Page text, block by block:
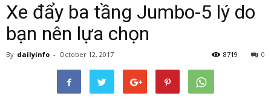
Xe đẩy ba tầng Jumbo-5 lý do
bạn nên lựa chọn
By dailyinfo - October 12, 2017 0
8719